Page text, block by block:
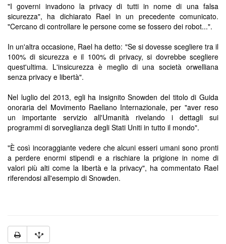
"I governi invadono la privacy di tutti in nome di una falsa
sicurezza", ha dichiarato Rael in un precedente comunicato.
"Cercano di controllare le persone come se fossero dei robot...".
In un'altra occasione, Rael ha detto: "Se si dovesse scegliere tra il
100% di sicurezza e il 100% di privacy, si dovrebbe scegliere
quest'ultima. L'insicurezza è meglio di una società orwelliana
senza privacy e libertà".
Nel luglio del 2013, egli ha insignito Snowden del titolo di Guida
onoraria del Movimento Raeliano Internazionale, per "aver reso
un importante servizio all'Umanità rivelando i dettagli sui
programmi di sorveglianza degli Stati Uniti in tutto il mondo".
"È così incoraggiante vedere che alcuni esseri umani sono pronti
a perdere enormi stipendi e a rischiare la prigione in nome di
valori più alti come la libertà e la privacy", ha commentato Rael
riferendosi all'esempio di Snowden.